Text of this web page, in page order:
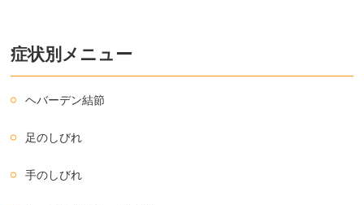
症状別メニュー
ヘバーデン結節
足のしびれ
手のしびれ